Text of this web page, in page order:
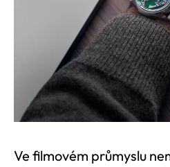
Ve filmovém průmyslu